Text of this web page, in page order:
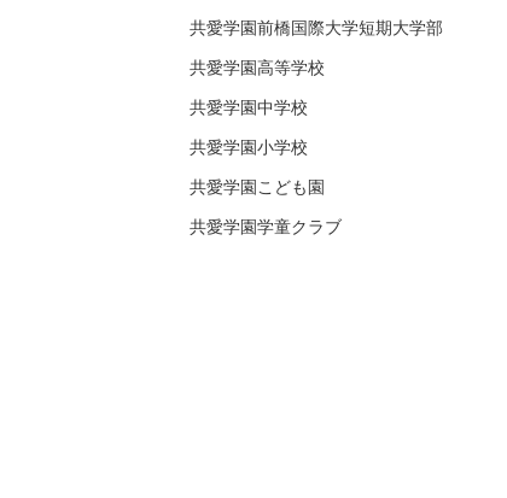
共愛学園前橋国際大学短期大学部
共愛学園高等学校
共愛学園中学校
共愛学園小学校
共愛学園こども園
共愛学園学童クラブ